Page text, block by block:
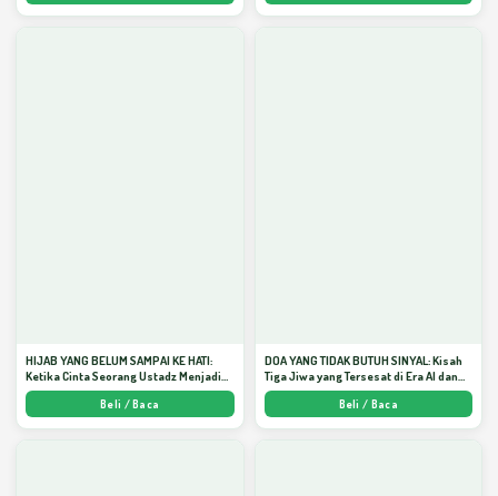
HIJAB YANG BELUM SAMPAI KE HATI:
Ketika Cinta Seorang Ustadz Menjadi
Cermin yang Paling Kejam - Arda
Beli / Baca
DOA YANG TIDAK BUTUH SINYAL: Kisah
Tiga Jiwa yang Tersesat di Era AI dan
Menemukan Jalan Pulang di Bulan
Ramadhan" - Arda Dinata
Beli / Baca